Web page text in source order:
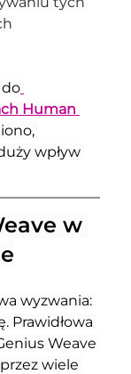
do
Human
wpływ
w
wyzwania:
Prawidłowa
Weave
wiele